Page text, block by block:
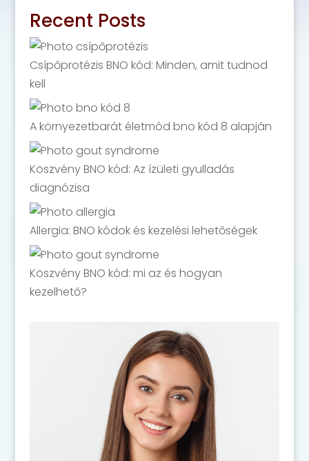
Recent Posts
Csípőprotézis BNO kód: Minden, amit tudnod
kell
A környezetbarát életmód bno kód 8 alapján
Köszvény BNO kód: Az ízületi gyulladás
diagnózisa
Allergia: BNO kódok és kezelési lehetőségek
Köszvény BNO kód: mi az és hogyan
kezelhető?